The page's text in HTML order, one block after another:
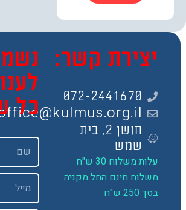
קשר:
072-2441670
office@kulmus.org.il
חושן 2, בית
שמש
משלוח 30 ש"ח
חינם החל מקניה
נשמח
לענות
כל
Email